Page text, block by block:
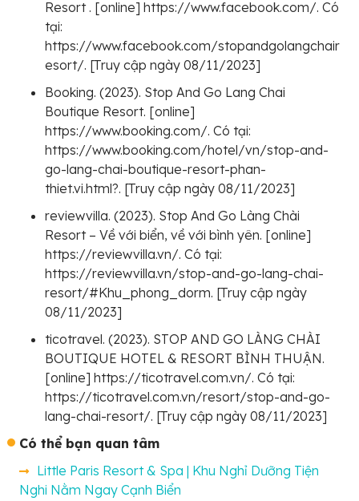
Resort . [online] https://www.facebook.com/. Có
tại:
https://www.facebook.com/stopandgolangchair
esort/. [Truy cập ngày 08/11/2023]
Booking. (2023). Stop And Go Lang Chai
Boutique Resort. [online]
https://www.booking.com/. Có tại:
https://www.booking.com/hotel/vn/stop-and-
go-lang-chai-boutique-resort-phan-
thiet.vi.html?. [Truy cập ngày 08/11/2023]
reviewvilla. (2023). Stop And Go Làng Chài
Resort – Về với biển, về với bình yên. [online]
https://reviewvilla.vn/. Có tại:
https://reviewvilla.vn/stop-and-go-lang-chai-
resort/#Khu_phong_dorm. [Truy cập ngày
08/11/2023]
ticotravel. (2023). STOP AND GO LÀNG CHÀI
BOUTIQUE HOTEL & RESORT BÌNH THUẬN.
[online] https://ticotravel.com.vn/. Có tại:
https://ticotravel.com.vn/resort/stop-and-go-
lang-chai-resort/. [Truy cập ngày 08/11/2023]
Có thể bạn quan tâm
Little Paris Resort & Spa | Khu Nghỉ Dưỡng Tiện
Nghi Nằm Ngay Cạnh Biển